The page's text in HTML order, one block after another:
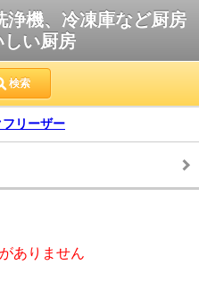
浄機、冷凍庫など厨房
い厨房
検索
リーザー
ありません